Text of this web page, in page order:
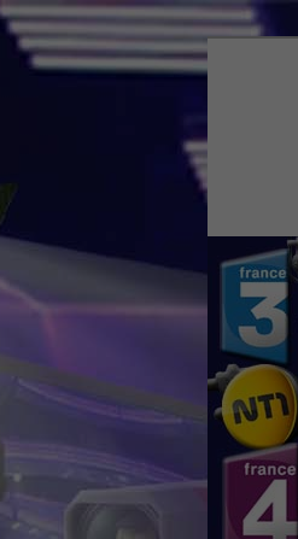
Aller
Aller